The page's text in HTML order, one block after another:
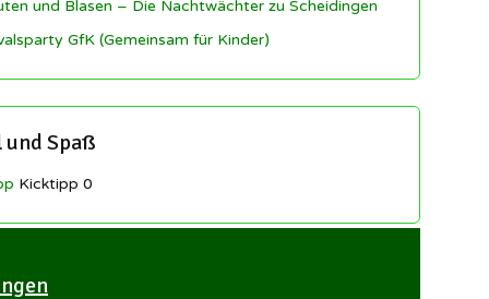
und Blasen – Die Nachtwächter zu Scheidingen
GfK (Gemeinsam für Kinder)
und Spaß
Kicktipp 0